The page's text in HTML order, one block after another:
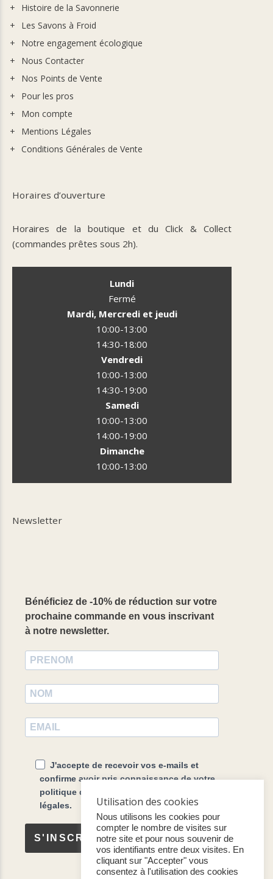
Histoire de la Savonnerie
Les Savons à Froid
Notre engagement écologique
Nous Contacter
Nos Points de Vente
Pour les pros
Mon compte
Mentions Légales
Conditions Générales de Vente
Horaires d’ouverture
Horaires de la boutique et du Click & Collect
(commandes prêtes sous 2h).
Lundi
Fermé
Mardi, Mercredi et jeudi
10:00-13:00
14:30-18:00
Vendredi
10:00-13:00
14:30-19:00
Samedi
10:00-13:00
14:00-19:00
Dimanche
10:00-13:00
Newsletter
Bénéficiez de -10% de réduction sur votre
prochaine commande en vous inscrivant
à notre newsletter.
J'accepte de recevoir vos e-mails et
confirme avoir pris connaissance de votre
politique de confidentialité et mentions
légales.
S'INSCRIRE
Utilisation des cookies
Nous utilisons les cookies pour
compter le nombre de visites sur
notre site et pour nous souvenir de
vos identifiants entre deux visites. En
cliquant sur "Accepter" vous
consentez à l'utilisation des cookies